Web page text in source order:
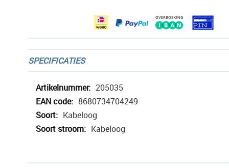
SPECIFICATIES
Meer
informatie
205035
8680734704249
Kabeloog
Kabeloog